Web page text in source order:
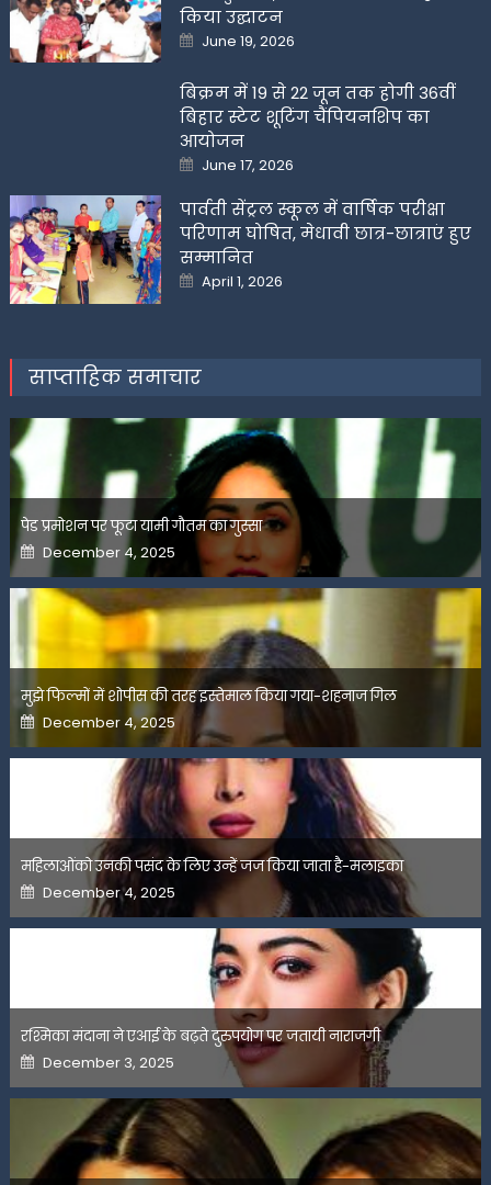
किया उद्घाटन
Posted
on
June 19, 2026
बिक्रम में 19 से 22 जून तक होगी 36वीं
बिहार स्टेट शूटिंग चैंपियनशिप का
आयोजन
Posted
on
June 17, 2026
पार्वती सेंट्रल स्कूल में वार्षिक परीक्षा
परिणाम घोषित, मेधावी छात्र-छात्राएं हुए
सम्मानित
Posted
on
April 1, 2026
साप्ताहिक समाचार
पेड प्रमोशन पर फूटा यामी गौतम का गुस्सा
Posted
on
December 4, 2025
मुझे फिल्मों में शोपीस की तरह इस्तेमाल किया गया-शहनाज गिल
Posted
on
December 4, 2025
महिलाओंको उनकी पसंद के लिए उन्हें जज किया जाता है-मलाइका
Posted
on
December 4, 2025
रश्मिका मंदाना ने एआई के बढ़ते दुरुपयोग पर जतायी नाराजगी
Posted
on
December 3, 2025